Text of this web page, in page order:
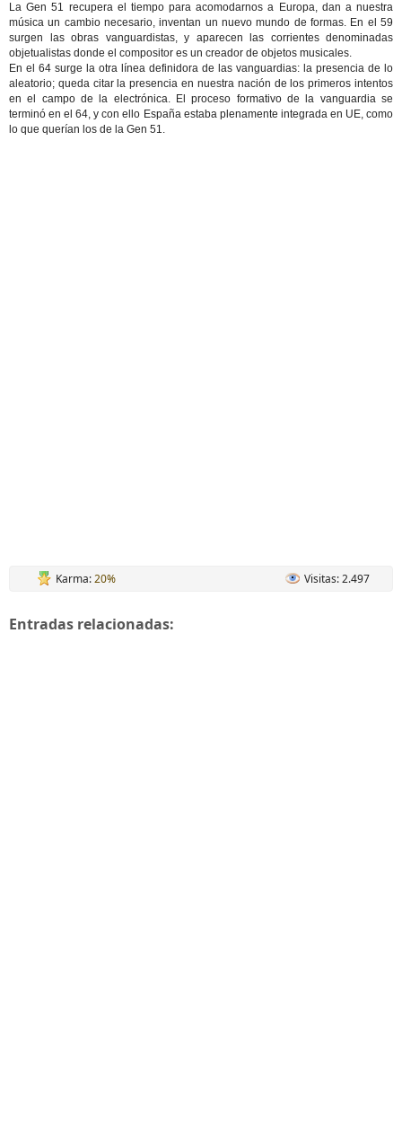
La Gen 51 recupera el tiempo para acomodarnos a Europa, dan a nuestra
música un cambio necesario, inventan un nuevo mundo de formas. En el 59
surgen las obras vanguardistas, y aparecen las corrientes denominadas
objetualistas donde el compositor es un creador de objetos musicales.
En el 64 surge la otra línea definidora de las vanguardias: la presencia de lo
aleatorio; queda citar la presencia en nuestra nación de los primeros intentos
en el campo de la electrónica. El proceso formativo de la vanguardia se
terminó en el 64, y con ello España estaba plenamente integrada en UE, como
lo que querían los de la Gen 51.
Karma:20% Visitas: 2.497
Entradas relacionadas: